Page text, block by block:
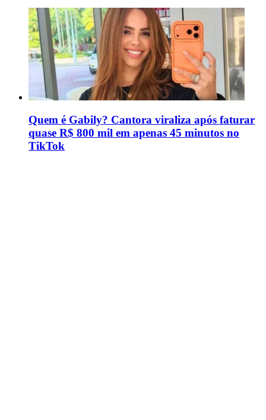
Quem é Gabily? Cantora viraliza após faturar
quase R$ 800 mil em apenas 45 minutos no
TikTok